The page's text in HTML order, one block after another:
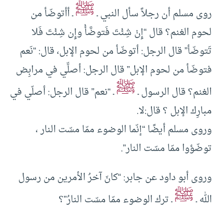
روى مسلم أن رجلاً سأل النبي ـﷺـ أأتوضّأ من
لحوم الغنم؟ قال “إِنْ شِئْتَ فَتوضَّأْ وإِن شِئْتَ فَلا
تَتوضّأ” قال الرجل: أتوضّأ من لحوم الإبل، قال: “نَعم
فتوضّأ من لحوم الإبل” قال الرجل: أصلِّي في مرابِض
الغنم؟ قال الرسول ـﷺـ “نعم” قال الرجل: أصلّي في
مبارِك الإبل ؟ قال:لا.
وروى مسلم أيضًا “إنّما الوضوء ممّا مسّت النار ،
توضّؤوا ممّا مسّت النار”.
وروى أبو داود عن جابر: “كانَ آخرُ الأمرين من رسول
الله ـﷺـ ترك الوضوء ممّا مسّت النارُ”؟